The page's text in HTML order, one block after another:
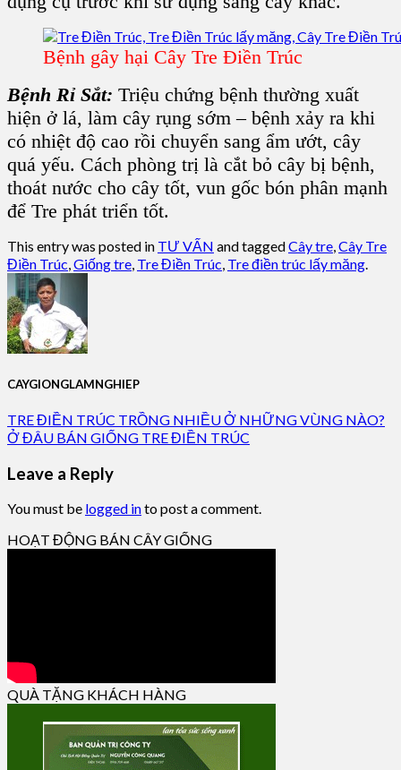
Bệnh gây hại Cây Tre Điền Trúc
Bệnh Rỉ Sắt: Triệu chứng bệnh thường xuất
hiện ở lá, làm cây rụng sớm – bệnh xảy ra khi
có nhiệt độ cao rồi chuyển sang ẩm ướt, cây
quá yếu. Cách phòng trị là cắt bỏ cây bị bệnh,
thoát nước cho cây tốt, vun gốc bón phân mạnh
để Tre phát triển tốt.
This entry was posted in TƯ VẤN and taggedCây tre,Cây Tre
Điền Trúc,Giống tre, Tre Điền Trúc, Tre điền trúc lấy măng.
CAYGIONGLAMNGHIEP
TRE ĐIỀN TRÚC TRỒNG NHIỀU Ở NHỮNG VÙNG NÀO?
Ở ĐÂU BÁN GIỐNG TRE ĐIỀN TRÚC
Leave a Reply
You must be logged into post a comment.
HOẠT ĐỘNG BÁN CÂY GIỐNG
QUÀ TẶNG KHÁCH HÀNG